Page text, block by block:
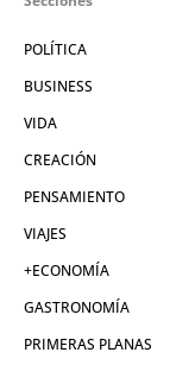
POLÍTICA
BUSINESS
VIDA
CREACIÓN
PENSAMIENTO
VIAJES
+ECONOMÍA
GASTRONOMÍA
PRIMERAS PLANAS